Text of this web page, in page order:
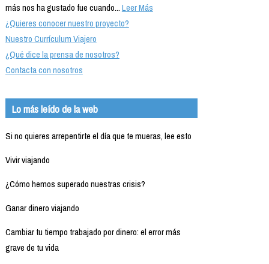
más nos ha gustado fue cuando...Leer Más
¿Quieres conocer nuestro proyecto?
Nuestro Currículum Viajero
¿Qué dice la prensa de nosotros?
Contacta con nosotros
Lo más leído de la web
Si no quieres arrepentirte el día que te mueras, lee esto
Vivir viajando
¿Cómo hemos superado nuestras crisis?
Ganar dinero viajando
Cambiar tu tiempo trabajado por dinero: el error más
grave de tu vida